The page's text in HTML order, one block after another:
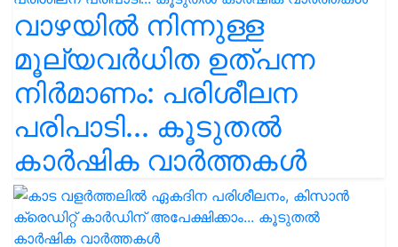
വാഴയിൽ നിന്നുള്ള
മൂല്യവർധിത ഉത്പന്ന
നിർമാണം: പരിശീലന
പരിപാടി... കൂടുതൽ
കാർഷിക വാർത്തകൾ